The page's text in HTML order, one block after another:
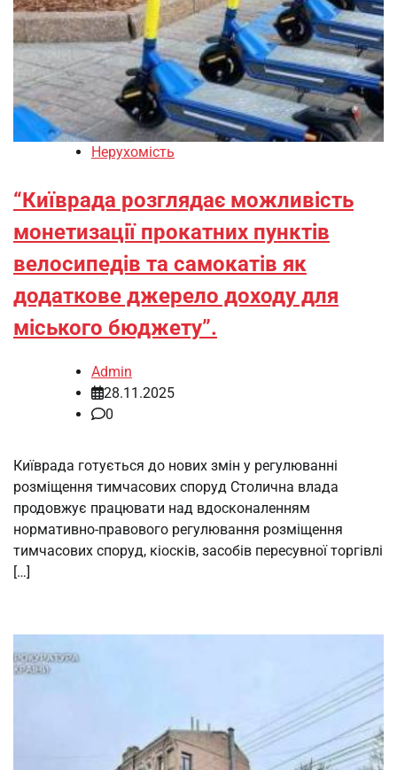
Нерухомість
“Київрада розглядає можливість
монетизації прокатних пунктів
велосипедів та самокатів як
додаткове джерело доходу для
міського бюджету”.
Admin
28.11.2025
0
Київрада готується до нових змін у регулюванні
розміщення тимчасових споруд Столична влада
продовжує працювати над вдосконаленням
нормативно-правового регулювання розміщення
тимчасових споруд, кіосків, засобів пересувної торгівлі
[…]